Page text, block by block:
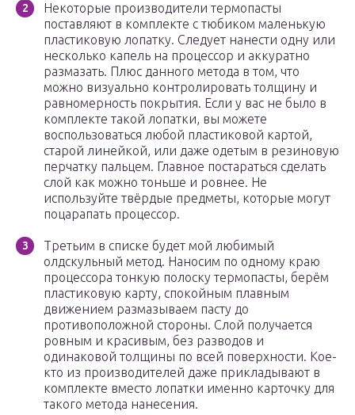
Некоторые производители термопасты
поставляют в комплекте с тюбиком маленькую
пластиковую лопатку. Следует нанести одну или
несколько капель на процессор и аккуратно
размазать. Плюс данного метода в том, что
можно визуально контролировать толщину и
равномерность покрытия. Если у вас не было в
комплекте такой лопатки, вы можете
воспользоваться любой пластиковой картой,
старой линейкой, или даже одетым в резиновую
перчатку пальцем. Главное постараться сделать
слой как можно тоньше и ровнее. Не
используйте твёрдые предметы, которые могут
поцарапать процессор.
Третьим в списке будет мой любимый
олдскульный метод. Наносим по одному краю
процессора тонкую полоску термопасты, берём
пластиковую карту, спокойным плавным
движением размазываем пасту до
противоположной стороны. Слой получается
ровным и красивым, без разводов и
одинаковой толщины по всей поверхности. Кое-
кто из производителей даже прикладывают в
комплекте вместо лопатки именно карточку для
такого метода нанесения.